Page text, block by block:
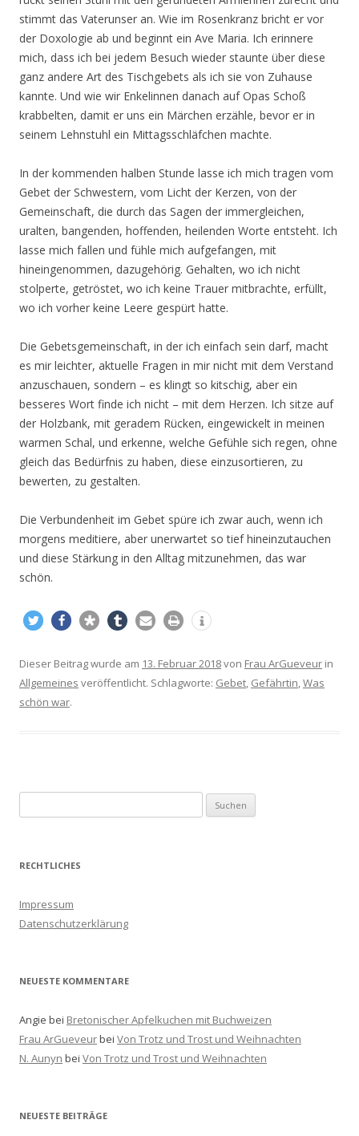
stimmt das Vaterunser an. Wie im Rosenkranz bricht er vor
der Doxologie ab und beginnt ein Ave Maria. Ich erinnere
mich, dass ich bei jedem Besuch wieder staunte über diese
ganz andere Art des Tischgebets als ich sie von Zuhause
kannte. Und wie wir Enkelinnen danach auf Opas Schoß
krabbelten, damit er uns ein Märchen erzähle, bevor er in
seinem Lehnstuhl ein Mittagsschläfchen machte.
In der kommenden halben Stunde lasse ich mich tragen vom
Gebet der Schwestern, vom Licht der Kerzen, von der
Gemeinschaft, die durch das Sagen der immergleichen,
uralten, bangenden, hoffenden, heilenden Worte entsteht. Ich
lasse mich fallen und fühle mich aufgefangen, mit
hineingenommen, dazugehörig. Gehalten, wo ich nicht
stolperte, getröstet, wo ich keine Trauer mitbrachte, erfüllt,
wo ich vorher keine Leere gespürt hatte.
Die Gebetsgemeinschaft, in der ich einfach sein darf, macht
es mir leichter, aktuelle Fragen in mir nicht mit dem Verstand
anzuschauen, sondern – es klingt so kitschig, aber ein
besseres Wort finde ich nicht – mit dem Herzen. Ich sitze auf
der Holzbank, mit geradem Rücken, eingewickelt in meinen
warmen Schal, und erkenne, welche Gefühle sich regen, ohne
gleich das Bedürfnis zu haben, diese einzusortieren, zu
bewerten, zu gestalten.
Die Verbundenheit im Gebet spüre ich zwar auch, wenn ich
morgens meditiere, aber unerwartet so tief hineinzutauchen
und diese Stärkung in den Alltag mitzunehmen, das war
schön.
Dieser Beitrag wurde am 13. Februar 2018von Frau ArGueveur in
Allgemeines veröffentlicht. Schlagworte: Gebet, Gefährtin,Was
schön war.
u
h
n
a
:
RECHTLICHES
Impressum
Datenschutzerklärung
NEUESTE KOMMENTARE
Angie bei Bretonischer Apfelkuchen mit Buchweizen
Frau ArGueveurbei Von Trotz und Trost und Weihnachten
N. Aunyn bei Von Trotz und Trost und Weihnachten
NEUESTE BEITRÄGE